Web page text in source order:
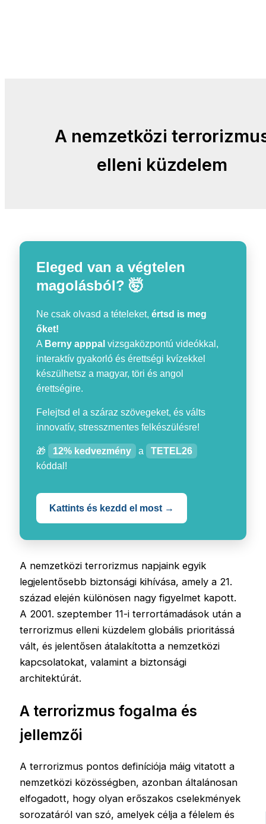
A nemzetközi
elleni küzdelem
Eleged van a végtelen
magolásból? 🤯
Ne csak olvasd a tételeket,értsd is meg
őket!
A Berny apppal vizsgaközpontú videókkal,
interaktív gyakorló és érettségi kvízekkel
készülhetsz a magyar, töri és angol
érettségire.
Felejtsd el a száraz szövegeket, és válts
innovatív, stresszmentes felkészülésre!
🎁 12% kedvezmény a
TETEL26
kóddal!
Kattints és kezdd el most →
A nemzetközi terrorizmus napjaink egyik
legjelentősebb biztonsági kihívása, amely a 21.
század elején különösen nagy figyelmet kapott.
A 2001. szeptember 11-i terrortámadások után a
terrorizmus elleni küzdelem globális prioritássá
vált, és jelentősen átalakította a nemzetközi
kapcsolatokat, valamint a biztonsági
architektúrát.
A terrorizmus fogalma és
jellemzői
A terrorizmus pontos definíciója máig vitatott a
nemzetközi közösségben, azonban általánosan
elfogadott, hogy olyan erőszakos cselekmények
sorozatáról van szó, amelyek célja a félelem és